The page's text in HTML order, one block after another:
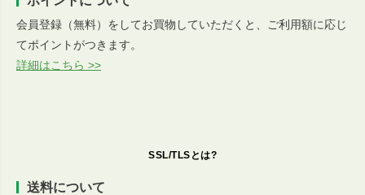
会員登録（無料）をしてお買物していただくと、ご利用額に応じ
てポイントがつきます。
詳細はこちら >>
SSL/TLSとは?
送料について